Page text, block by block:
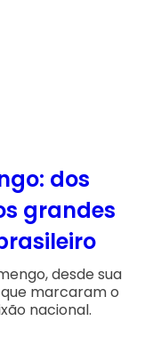
dos
grandes
desde sua
marcaram o
nacional.